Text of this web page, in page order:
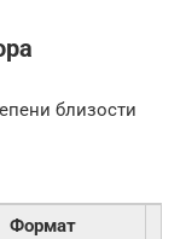
близости
Формат